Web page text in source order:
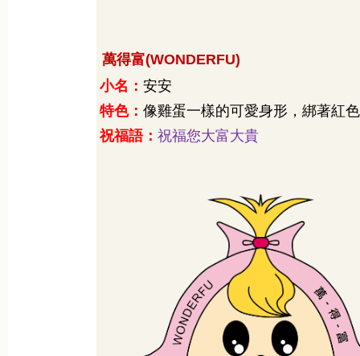
萬得富(WONDERFU)
小名： 安安
特色： 像雞蛋一樣的可愛身形，綁著紅
祝福語： 祝福您大富大貴